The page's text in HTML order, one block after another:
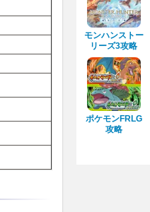
モンハンストー
リーズ3攻略
ポケモンFRLG
攻略